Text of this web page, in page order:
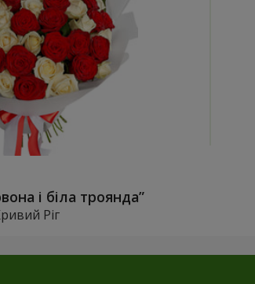
і біла троянда”
Ріг